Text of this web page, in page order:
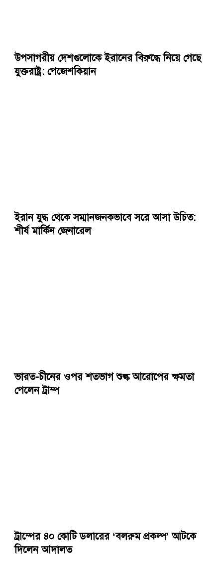
উপসাগরীয় দেশগুলোকে ইরানের বিরুদ্ধে নিয়ে গেছে
যুক্তরাষ্ট্র: পেজেশকিয়ান
ইরান যুদ্ধ থেকে সম্মানজনকভাবে সরে আসা উচিত:
শীর্ষ মার্কিন জেনারেল
ভারত-চীনের ওপর শতভাগ শুল্ক আরোপের ক্ষমতা
পেলেন ট্রাম্প
ট্রাম্পের ৪০ কোটি ডলারের ‘বলরুম প্রকল্প’ আটকে
দিলেন আদালত